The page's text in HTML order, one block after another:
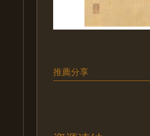
推薦分享